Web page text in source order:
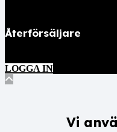
Återförsäljare
LOGGA IN
Vi